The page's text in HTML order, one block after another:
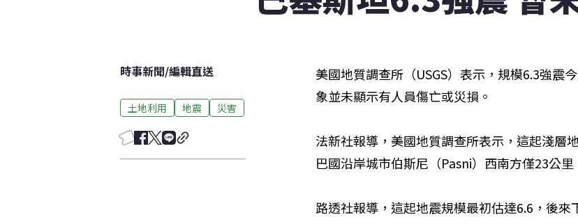
時事新聞/編輯直送
土地利用 地震 災害
美國地質調查所（USGS）表示，規模6.3強震
象並未顯示有人員傷亡或災損。
法新社報導，美國地質調查所表示，這起淺層
巴國沿岸城市伯斯尼（Pasni）西南方僅23公里
路透社報導，這起地震規模最初估達6.6，後來